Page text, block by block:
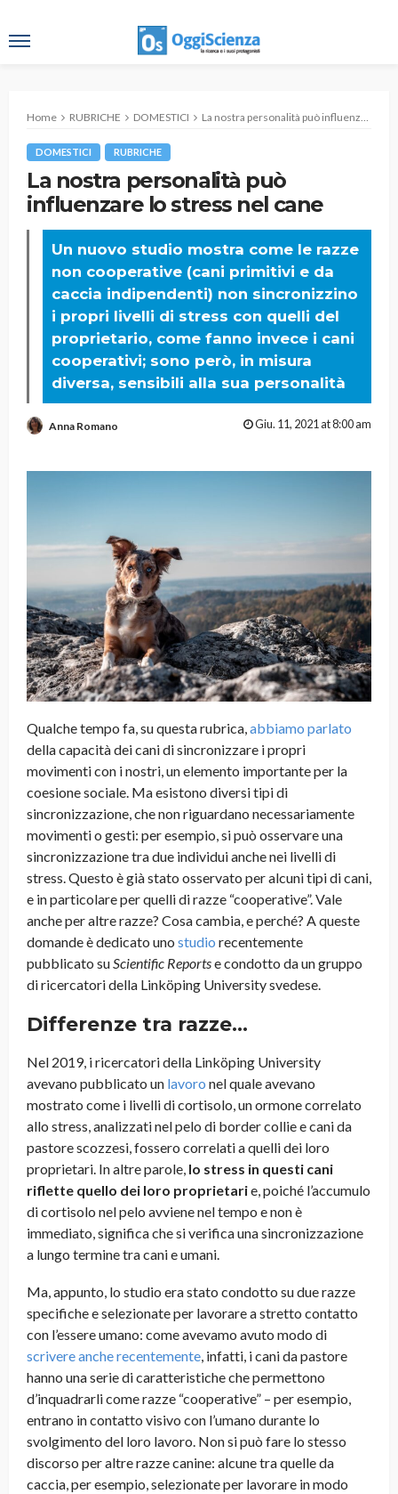
Home RUBRICHE DOMESTICI La nostra personalità può influenzare lo stress nel cane
DOMESTICI RUBRICHE
La nostra personalità può
influenzare lo stress nel cane
Un nuovo studio mostra come le razze
non cooperative (cani primitivi e da
caccia indipendenti) non sincronizzino
i propri livelli di stress con quelli del
proprietario, come fanno invece i cani
cooperativi; sono però, in misura
diversa, sensibili alla sua personalità
Anna Romano Giu. 11, 2021 at 8:00 am
Qualche tempo fa, su questa rubrica,abbiamo parlato
della capacità dei cani di sincronizzare i propri
movimenti con i nostri, un elemento importante per la
coesione sociale. Ma esistono diversi tipi di
sincronizzazione, che non riguardano necessariamente
movimenti o gesti: per esempio, si può osservare una
sincronizzazione tra due individui anche nei livelli di
stress. Questo è già stato osservato per alcuni tipi di cani,
e in particolare per quelli di razze “cooperative”. Vale
anche per altre razze? Cosa cambia, e perché? A queste
domande è dedicato uno studio recentemente
pubblicato suScientific Reportse condotto da un gruppo
di ricercatori della Linköping University svedese.
Differenze tra razze…
Nel 2019, i ricercatori della Linköping University
avevano pubblicato un lavoro nel quale avevano
mostrato come i livelli di cortisolo, un ormone correlato
allo stress, analizzati nel pelo di border collie e cani da
pastore scozzesi, fossero correlati a quelli dei loro
proprietari. In altre parole, lo stress in questi cani
riflette quello dei loro proprietarie, poiché l’accumulo
di cortisolo nel pelo avviene nel tempo e non è
immediato, significa che si verifica una sincronizzazione
a lungo termine tra cani e umani.
Ma, appunto, lo studio era stato condotto su due razze
specifiche e selezionate per lavorare a stretto contatto
con l’essere umano: come avevamo avuto modo di
scrivere anche recentemente, infatti, i cani da pastore
hanno una serie di caratteristiche che permettono
d’inquadrarli come razze “cooperative” – per esempio,
entrano in contatto visivo con l’umano durante lo
svolgimento del loro lavoro. Non si può fare lo stesso
discorso per altre razze canine: alcune tra quelle da
caccia, per esempio, selezionate per lavorare in modo